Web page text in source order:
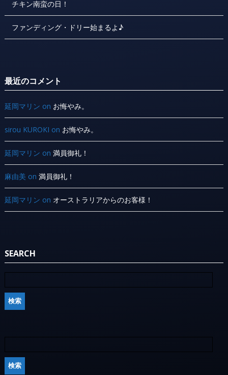
チキン南蛮の日！
ファンディング・ドリー始まるよ♪
最近のコメント
延岡マリン on お悔やみ。
sirou KUROKI on お悔やみ。
延岡マリン on 満員御礼！
麻由美 on 満員御礼！
延岡マリン on オーストラリアからのお客様！
SEARCH